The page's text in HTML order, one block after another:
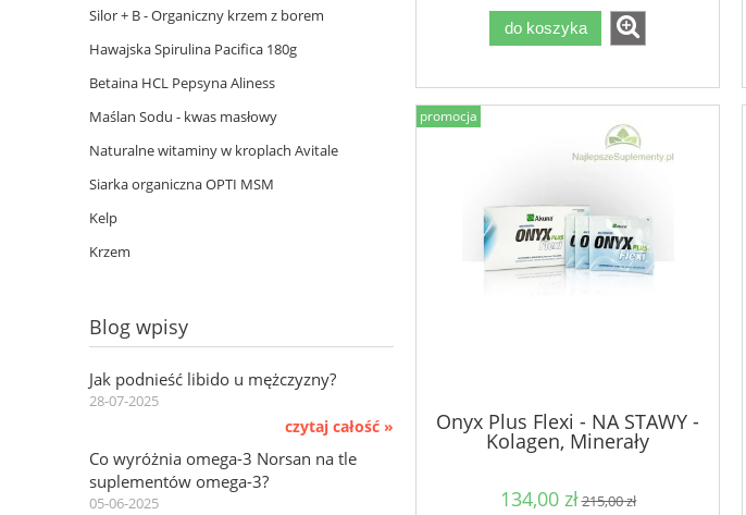
Silor + B - Organiczny krzem z borem
Hawajska Spirulina Pacifica 180g
Betaina HCL Pepsyna Aliness
Maślan Sodu - kwas masłowy
Naturalne witaminy w kroplach Avitale
Siarka organiczna OPTI MSM
Kelp
Krzem
Blog wpisy
Jak podnieść libido u mężczyzny?
28-07-2025
czytaj całość »
Co wyróżnia omega-3 Norsan na tle
suplementów omega-3?
05-06-2025
do koszyka
Onyx Plus Flexi - NA STAWY -
Kolagen, Minerały
134,00 zł215,00 zł
promocja